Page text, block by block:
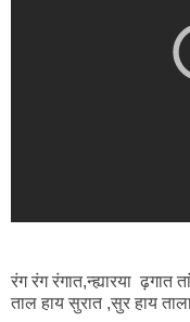
रंग रंग रंगात,न्ह्यारया ढ़गात
ताल हाय सुरात ,सुर हाय